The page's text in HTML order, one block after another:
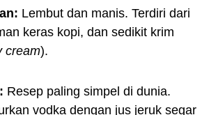
Lembut dan manis. Terdiri dari
keras kopi, dan sedikit krim
cream).
Resep paling simpel di dunia.
vodka dengan jus jeruk segar